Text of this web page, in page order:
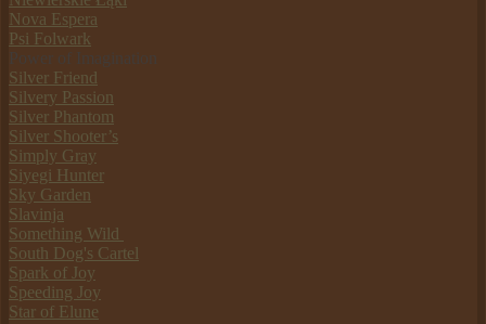
Nova Espera
Psi Folwark
Power of Imagination
Silver Friend
Silvery Passion
Silver Phantom
Silver Shooter’s
Simply Gray
Siyegi Hunter
Sky Garden
Slavinja
Something Wild
South Dog's Cartel
Spark of Joy
Speeding Joy
Star of Elune